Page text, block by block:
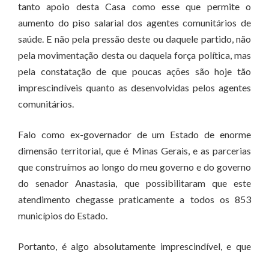
tanto apoio desta Casa como esse que permite o
aumento do piso salarial dos agentes comunitários de
saúde. E não pela pressão deste ou daquele partido, não
pela movimentação desta ou daquela força política, mas
pela constatação de que poucas ações são hoje tão
imprescindíveis quanto as desenvolvidas pelos agentes
comunitários.
Falo como ex-governador de um Estado de enorme
dimensão territorial, que é Minas Gerais, e as parcerias
que construímos ao longo do meu governo e do governo
do senador Anastasia, que possibilitaram que este
atendimento chegasse praticamente a todos os 853
municípios do Estado.
Portanto, é algo absolutamente imprescindível, e que